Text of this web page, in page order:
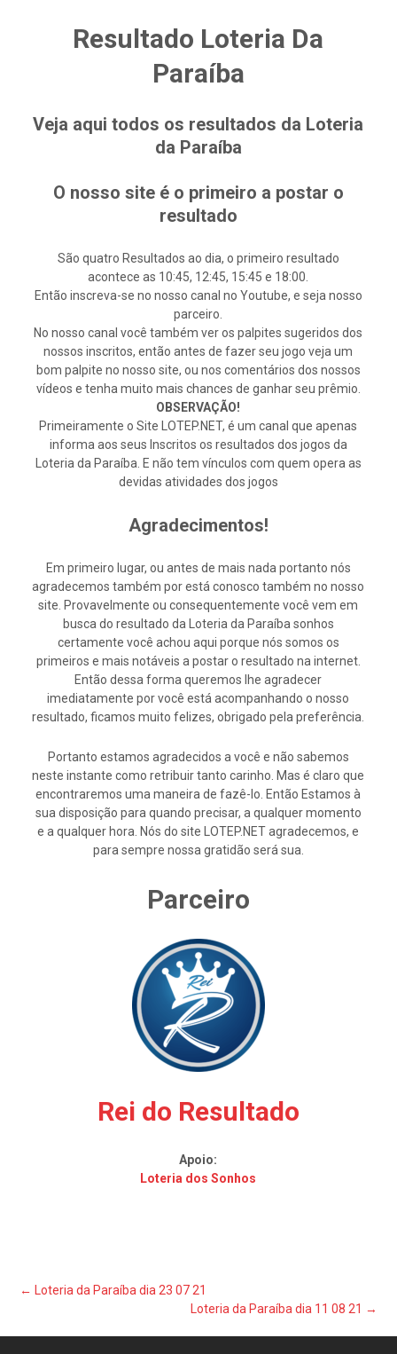
Resultado Loteria Da
Paraíba
Veja aqui todos os resultados da Loteria
da Paraíba
O nosso site é o primeiro a postar o
resultado
São quatro Resultados ao dia, o primeiro resultado
acontece as 10:45, 12:45, 15:45 e 18:00.
Então inscreva-se no nosso canal no Youtube, e seja nosso
parceiro.
No nosso canal você também ver os palpites sugeridos dos
nossos inscritos, então antes de fazer seu jogo veja um
bom palpite no nosso site, ou nos comentários dos nossos
vídeos e tenha muito mais chances de ganhar seu prêmio.
OBSERVAÇÃO!
Primeiramente o Site LOTEP.NET, é um canal que apenas
informa aos seus Inscritos os resultados dos jogos da
Loteria da Paraíba. E não tem vínculos com quem opera as
devidas atividades dos jogos
Agradecimentos!
Em primeiro lugar, ou antes de mais nada portanto nós
agradecemos também por está conosco também no nosso
site. Provavelmente ou consequentemente você vem em
busca do resultado da Loteria da Paraíba sonhos
certamente você achou aqui porque nós somos os
primeiros e mais notáveis a postar o resultado na internet.
Então dessa forma queremos lhe agradecer
imediatamente por você está acompanhando o nosso
resultado, ficamos muito felizes, obrigado pela preferência.
Portanto estamos agradecidos a você e não sabemos
neste instante como retribuir tanto carinho. Mas é claro que
encontraremos uma maneira de fazê-lo. Então Estamos à
sua disposição para quando precisar, a qualquer momento
e a qualquer hora. Nós do site LOTEP.NET agradecemos, e
para sempre nossa gratidão será sua.
Parceiro
Rei do Resultado
Apoio:
Loteria dos Sonhos
Post
←
Loteria da Paraíba dia 23 07 21
Loteria da Paraíba dia 11 08 21 →